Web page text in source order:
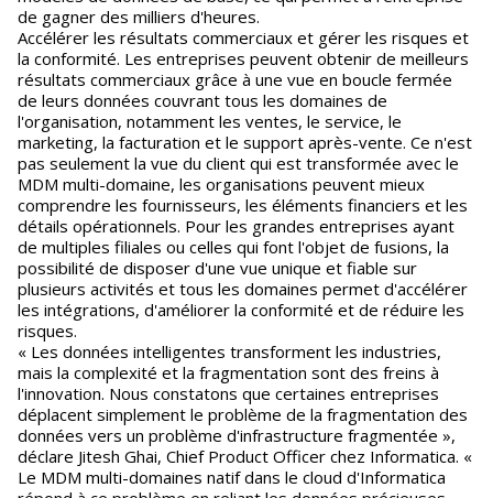
de gagner des milliers d'heures.
Accélérer les résultats commerciaux et gérer les risques et
la conformité. Les entreprises peuvent obtenir de meilleurs
résultats commerciaux grâce à une vue en boucle fermée
de leurs données couvrant tous les domaines de
l'organisation, notamment les ventes, le service, le
marketing, la facturation et le support après-vente. Ce n'est
pas seulement la vue du client qui est transformée avec le
MDM multi-domaine, les organisations peuvent mieux
comprendre les fournisseurs, les éléments financiers et les
détails opérationnels. Pour les grandes entreprises ayant
de multiples filiales ou celles qui font l'objet de fusions, la
possibilité de disposer d'une vue unique et fiable sur
plusieurs activités et tous les domaines permet d'accélérer
les intégrations, d'améliorer la conformité et de réduire les
risques.
« Les données intelligentes transforment les industries,
mais la complexité et la fragmentation sont des freins à
l'innovation. Nous constatons que certaines entreprises
déplacent simplement le problème de la fragmentation des
données vers un problème d'infrastructure fragmentée »,
déclare Jitesh Ghai, Chief Product Officer chez Informatica. «
Le MDM multi-domaines natif dans le cloud d'Informatica